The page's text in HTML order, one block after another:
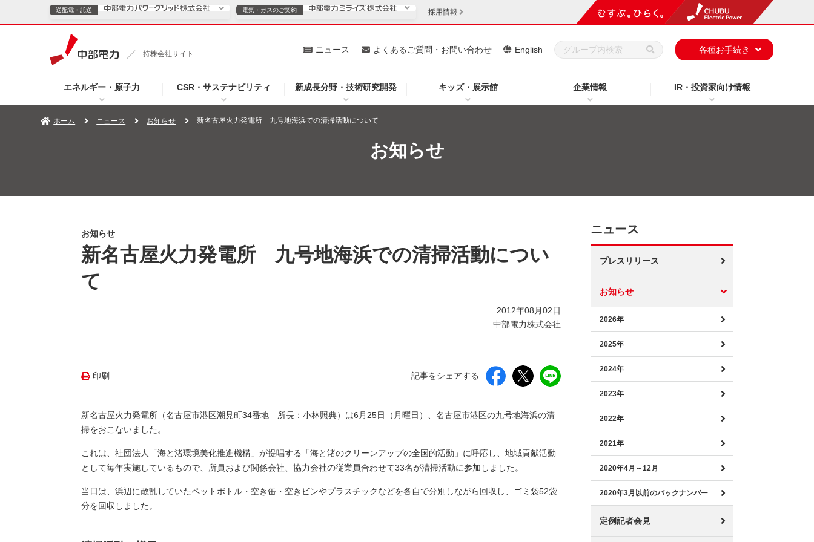
持株会社サイト
エネルギー・原子力 CSR・サステナビリティ 新成長分野・技術研究開発 キッズ・展示館 企業情報 IR・投資家向け情報
ニュース よくあるご質問・お問い合わせ English 各種お手続き
送配電・託送
TOPページへ ご案内 安定供給
企業情報
ニュース（新しいウィンドウを開きます）
電気・ガスのご契約
電気・ガスのご契約
TOPページへ 個人のお客さま 法人のお客さま
採用情報
ホーム ニュース お知らせ 新名古屋火力発電所 九号地海浜での清掃活動について
お知らせ
お知らせ
新名古屋火力発電所 九号地海浜での清掃活動につい
て
2012年08月02日
中部電力株式会社
印刷 記事をシェアする
新名古屋火力発電所（名古屋市港区潮見町34番地 所長：小林照典）は6月25日（月曜日）、名古屋市港区の九号地海浜の清
掃をおこないました。
これは、社団法人「海と渚環境美化推進機構」が提唱する「海と渚のクリーンアップの全国的活動」に呼応し、地域貢献活動
として毎年実施しているもので、所員および関係会社、協力会社の従業員合わせて33名が清掃活動に参加しました。
当日は、浜辺に散乱していたペットボトル・空き缶・空きビンやプラスチックなどを各自で分別しながら回収し、ゴミ袋52袋
分を回収しました。
ニュース
プレスリリース
お知らせ
2026年
2025年
2024年
2023年
2022年
2021年
2020年4月～12月
2020年3月以前のバックナンバー
定例記者会見